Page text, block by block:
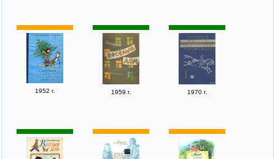
1952 г. 1959 г. 1970 г.